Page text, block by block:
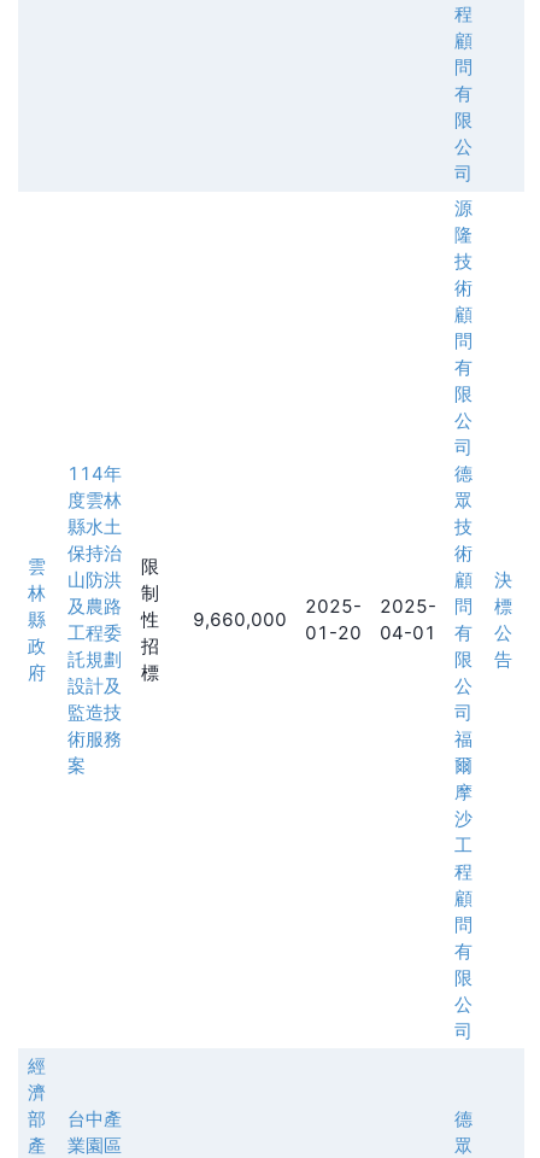
程
顧
問
有
限
公
司
雲
林
縣
政
府
114年
度雲林
縣水土
保持治
山防洪
及農路
工程委
託規劃
設計及
監造技
術服務
案
限
制
性
招
標
9,660,000
2025-
01-20
2025-
04-01
源
隆
技
術
顧
問
有
限
公
司
德
眾
技
術
顧
問
有
限
公
司
福
爾
摩
沙
工
程
顧
問
有
限
公
司
決
標
公
告
經
濟
部
產
台中產
業園區
德
眾